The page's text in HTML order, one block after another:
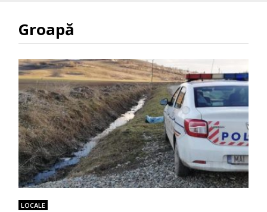
Groapă
LOCALE